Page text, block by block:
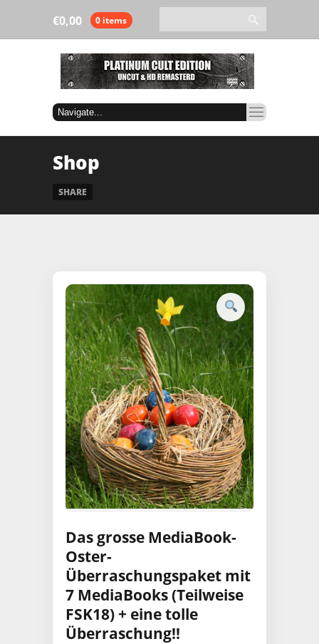
0,00
€ 0 items
Shop
SHARE
Das grosse MediaBook-
Oster-
Überraschungspaket mit
7 MediaBooks (Teilweise
FSK18) + eine tolle
Überraschung!!